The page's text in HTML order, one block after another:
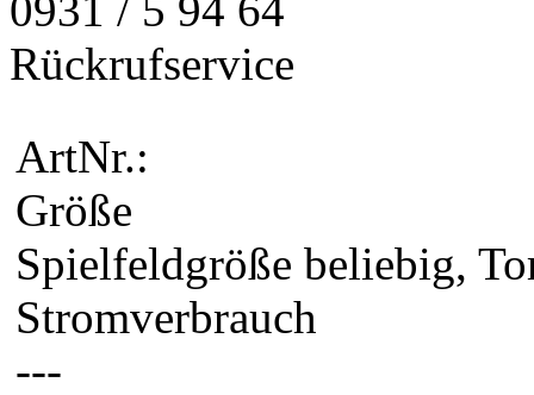
Rückrufservice
ArtNr.:
Größe
Spielfeldgröße beliebig,
Stromverbrauch
---